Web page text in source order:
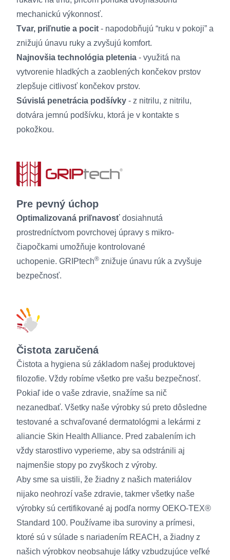
mechanickú výkonnosť.
Tvar, priľnutie a pocit - napodobňujú “ruku v pokoji” a
znižujú únavu ruky a zvyšujú komfort.
Najnovšia technológia pletenia - využitá na
vytvorenie hladkých a zaoblených končekov prstov
zlepšuje citlivosť končekov prstov.
Súvislá penetrácia podšívky - z nitrilu, z nitrilu,
dotvára jemnú podšívku, ktorá je v kontakte s
pokožkou.
Pre pevný úchop
Optimalizovaná priľnavosť dosiahnutá
prostredníctvom povrchovej úpravy s mikro-
čiapočkami umožňuje kontrolované
uchopenie. GRIPtech® znižuje únavu rúk a zvyšuje
bezpečnosť.
Čistota zaručená
Čistota a hygiena sú základom našej produktovej
filozofie. Vždy robíme všetko pre vašu bezpečnosť.
Pokiaľ ide o vaše zdravie, snažíme sa nič
nezanedbať. Všetky naše výrobky sú preto dôsledne
testované a schvaľované dermatológmi a lekármi z
aliancie Skin Health Alliance. Pred zabalením ich
vždy starostlivo vyperieme, aby sa odstránili aj
najmenšie stopy po zvyškoch z výroby.
Aby sme sa uistili, že žiadny z našich materiálov
nijako neohrozí vaše zdravie, takmer všetky naše
výrobky sú certifikované aj podľa normy OEKO-TEX®
Standard 100. Používame iba suroviny a prímesi,
ktoré sú v súlade s nariadením REACH, a žiadny z
našich výrobkov neobsahuje látky vzbudzujúce veľké